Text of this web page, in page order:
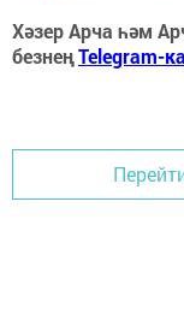
Хәзер Арча һәм
безнеңTelegram-